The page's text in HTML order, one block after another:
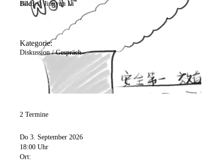
Bild: © Jingyun Li
Kategorie:
Diskussion / Gespräch
2 Termine
Do 3. September 2026
18:00 Uhr
Ort: